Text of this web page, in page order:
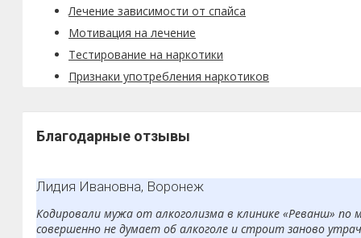
Лечение зависимости от спайса
Мотивация на лечение
Тестирование на наркотики
Признаки употребления наркотиков
Благодарные отзывы
Лидия Ивановна, Воронеж
Кодировали мужа от алкоголизма в клинике «Реванш» по
совершенно не думает об алкоголе и строит заново